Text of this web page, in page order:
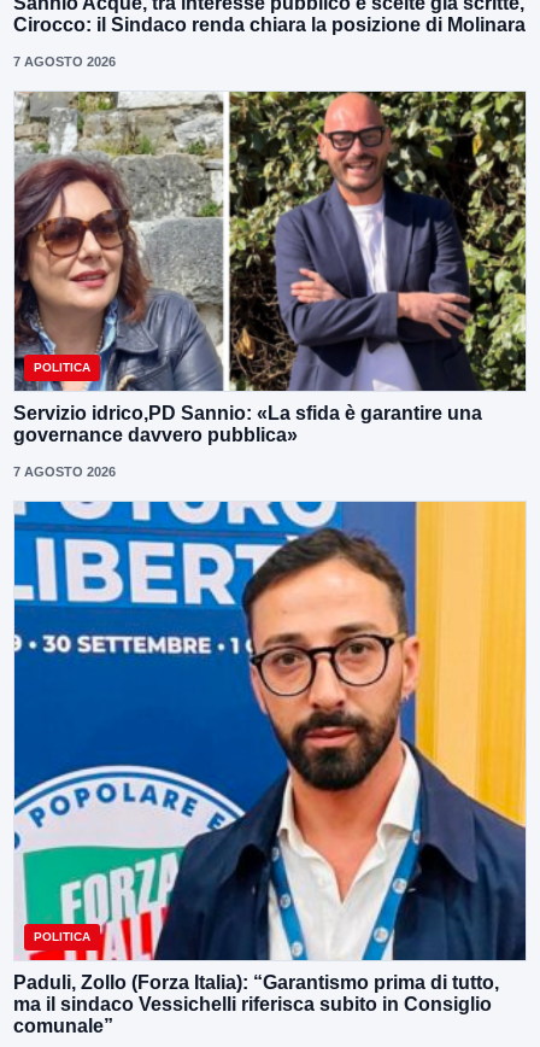
Cirocco: il Sindaco renda chiara la posizione di Molinara
7 AGOSTO 2026
POLITICA
Servizio idrico,PD Sannio: «La sfida è garantire una
governance davvero pubblica»
7 AGOSTO 2026
POLITICA
Paduli, Zollo (Forza Italia): “Garantismo prima di tutto,
ma il sindaco Vessichelli riferisca subito in Consiglio
comunale”